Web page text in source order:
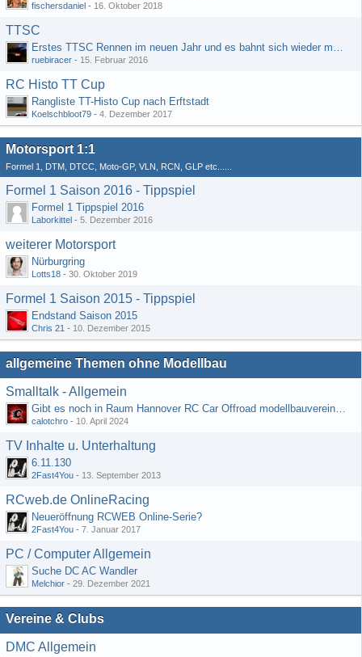
fischersdaniel - 16. Oktober 2018
TTSC
Erstes TTSC Rennen im neuen Jahr und es bahnt sich wieder mal eine Rekordteilnehmerzahl an
ruebiracer - 15. Februar 2016
RC Histo TT Cup
Rangliste TT-Histo Cup nach Erftstadt
Koelschbloot79 - 4. Dezember 2017
Motorsport 1:1
Formel 1, DTM, DTCC, Moto-GP, VLN, RCN, GLP etc......
Formel 1 Saison 2016 - Tippspiel
Formel 1 Tippspiel 2016
Laborkittel - 5. Dezember 2016
weiterer Motorsport
Nürburgring
Lotts18 - 30. Oktober 2019
Formel 1 Saison 2015 - Tippspiel
Endstand Saison 2015
Chris 21 - 10. Dezember 2015
allgemeine Themen ohne Modellbau
Smalltalk - Allgemein
Gibt es noch in Raum Hannover RC Car Offroad modellbauvereine, habe selbst schon gegoogelt aber erfolglos
calotchro - 10. April 2024
TV Inhalte u. Unterhaltung
6.11.130
2Fast4You - 13. September 2013
RCweb.de OnlineRacing
Neueröffnung RCWEB Online-Serie?
2Fast4You - 7. Januar 2017
PC / Computer Allgemein
Suche DC AC Wandler
Melchior - 29. Dezember 2021
Vereine & Clubs
DMC Allgemein